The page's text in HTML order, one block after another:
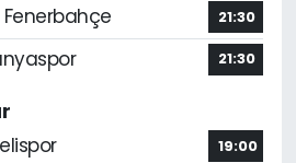
Fenerbahçe 21:30
21:30
19:00